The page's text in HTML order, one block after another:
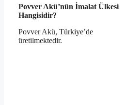
Povver Akü’nün İmalat Ülkesi
Hangisidir?
Povver Akü, Türkiye’de
üretilmektedir.